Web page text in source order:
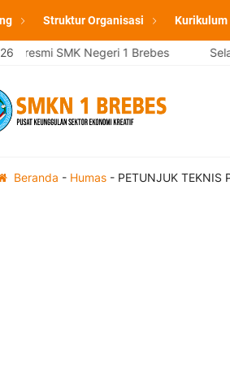
Struktur Organisasi Kurikulum
SMK Negeri 1 Brebes
Beranda - Humas- PETUNJUK TEKNIS